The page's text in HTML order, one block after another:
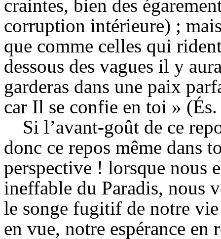
craintes, bien des
corruption intérieure) ;
que comme celles qui
dessous des vagues il y
garderas dans une paix
car Il se confie en toi » (És
Si l’avant-goût de ce
donc ce repos même dans
perspective ! lorsque nous
ineffable du Paradis, nous
le songe fugitif de notre
en vue, notre espérance